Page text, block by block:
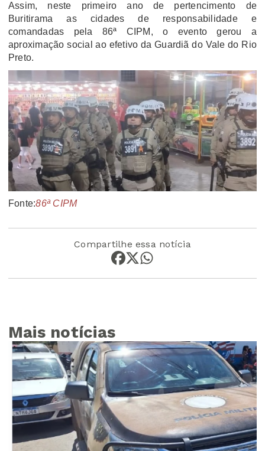
Assim, neste primeiro ano de pertencimento de
Buritirama as cidades de responsabilidade e
comandadas pela 86ª CIPM, o evento gerou a
aproximação social ao efetivo da Guardiã do Vale do Rio
Preto.
Fonte:86ª CIPM
Compartilhe essa notícia
Mais notícias